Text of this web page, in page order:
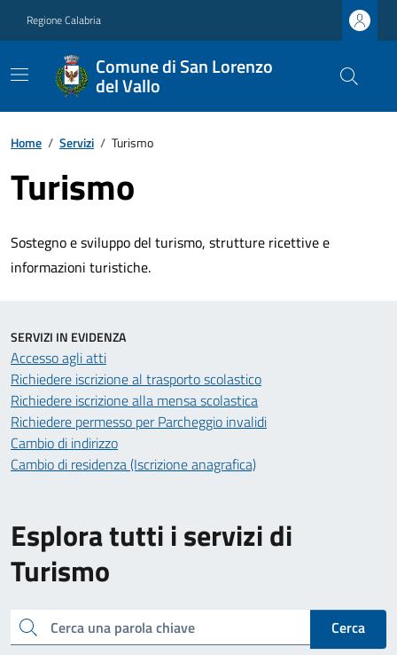
Regione Calabria
Comune di San Lorenzo
del Vallo
Home / Servizi / Turismo
Turismo
Sostegno e sviluppo del turismo, strutture ricettive e
informazioni turistiche.
Esplora tutti i servizi di
Turismo
Cerca una parola chiave
Cerca
SERVIZI IN EVIDENZA
Accesso agli atti
Richiedere iscrizione al trasporto scolastico
Richiedere iscrizione alla mensa scolastica
Richiedere permesso per Parcheggio invalidi
Cambio di indirizzo
Cambio di residenza (Iscrizione anagrafica)